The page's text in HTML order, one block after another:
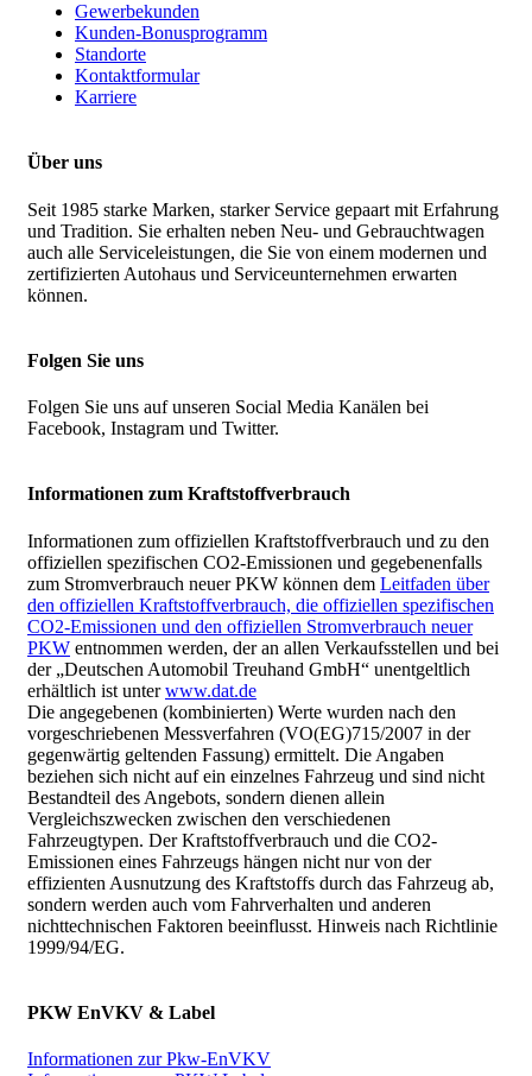
Gewerbekunden
Kunden-Bonusprogramm
Standorte
Kontaktformular
Karriere
Über uns
Seit 1985 starke Marken, starker Service gepaart mit Erfahrung
und Tradition. Sie erhalten neben Neu- und Gebrauchtwagen
auch alle Serviceleistungen, die Sie von einem modernen und
zertifizierten Autohaus und Serviceunternehmen erwarten
können.
Folgen Sie uns
Folgen Sie uns auf unseren Social Media Kanälen bei
Facebook, Instagram und Twitter.
Informationen zum Kraftstoffverbrauch
Informationen zum offiziellen Kraftstoffverbrauch und zu den
offiziellen spezifischen CO2-Emissionen und gegebenenfalls
zum Stromverbrauch neuer PKW können dem Leitfaden über
den offiziellen Kraftstoffverbrauch, die offiziellen spezifischen
CO2-Emissionen und den offiziellen Stromverbrauch neuer
PKW entnommen werden, der an allen Verkaufsstellen und bei
der „Deutschen Automobil Treuhand GmbH“ unentgeltlich
erhältlich ist unterwww.dat.de
Die angegebenen (kombinierten) Werte wurden nach den
vorgeschriebenen Messverfahren (VO(EG)715/2007 in der
gegenwärtig geltenden Fassung) ermittelt. Die Angaben
beziehen sich nicht auf ein einzelnes Fahrzeug und sind nicht
Bestandteil des Angebots, sondern dienen allein
Vergleichszwecken zwischen den verschiedenen
Fahrzeugtypen. Der Kraftstoffverbrauch und die CO2-
Emissionen eines Fahrzeugs hängen nicht nur von der
effizienten Ausnutzung des Kraftstoffs durch das Fahrzeug ab,
sondern werden auch vom Fahrverhalten und anderen
nichttechnischen Faktoren beeinflusst. Hinweis nach Richtlinie
1999/94/EG.
PKW EnVKV & Label
Informationen zur Pkw-EnVKV